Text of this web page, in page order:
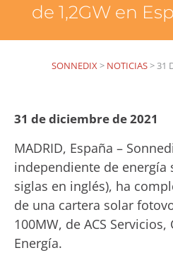
de 1,2GW en
SONNEDIX> NOTICIAS>31
31 de diciembre de 2021
MADRID, España –
independiente de energía
siglas en inglés), ha
de una cartera solar
100MW, de ACS
Energía.